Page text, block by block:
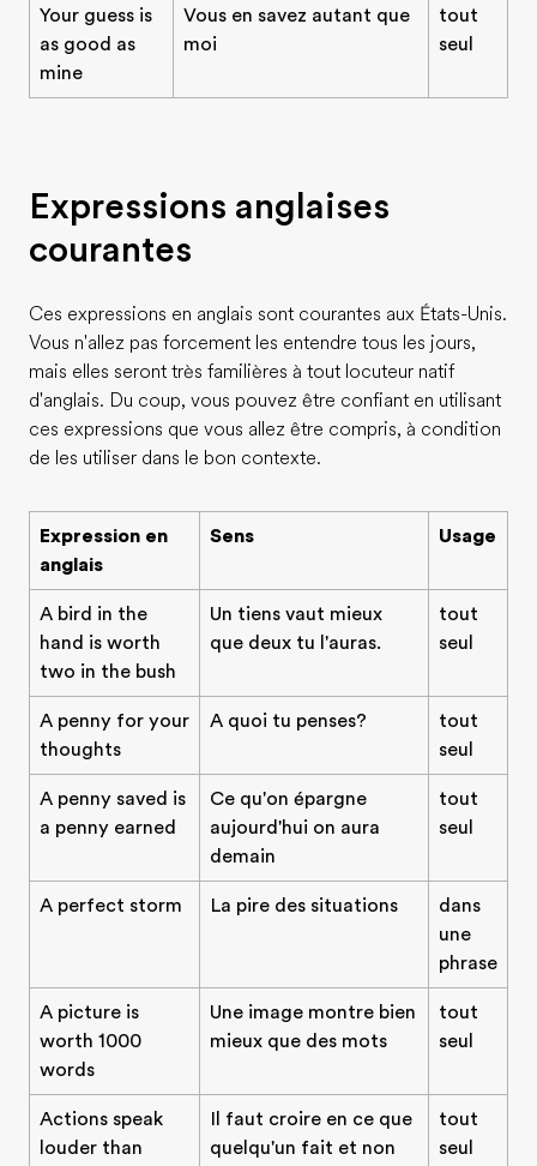
Your guess is
as good as
mine
Vous en savez autant que
moi
tout
seul
Expressions anglaises
courantes
Ces expressions en anglais sont courantes aux États-Unis.
Vous n'allez pas forcement les entendre tous les jours,
mais elles seront très familières à tout locuteur natif
d'anglais. Du coup, vous pouvez être confiant en utilisant
ces expressions que vous allez être compris, à condition
de les utiliser dans le bon contexte.
Expression en
anglais
Sens Usage
A bird in the
hand is worth
two in the bush
Un tiens vaut mieux
que deux tu l'auras.
tout
seul
A penny for your
thoughts
A quoi tu penses?
tout
seul
A penny saved is
a penny earned
Ce qu'on épargne
aujourd'hui on aura
demain
tout
seul
A perfect storm La pire des situations
dans
une
phrase
A picture is
worth 1000
words
Une image montre bien
mieux que des mots
tout
seul
Actions speak
louder than
Il faut croire en ce que
quelqu'un fait et non
tout
seul